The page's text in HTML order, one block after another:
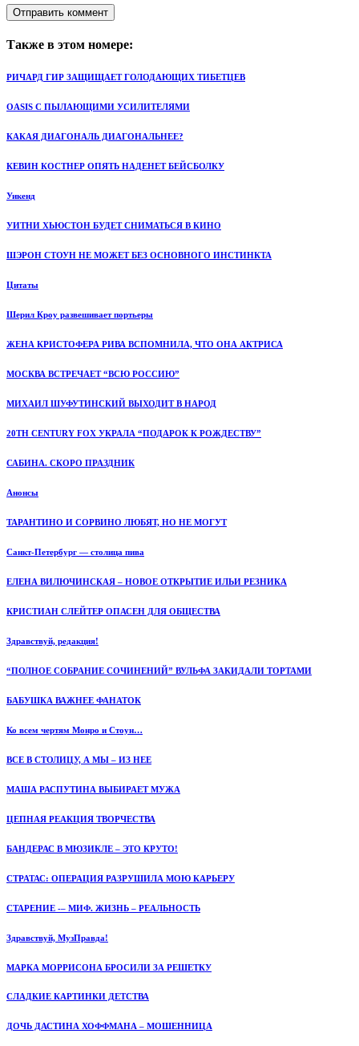
Также в этом номере:
РИЧАРД ГИР ЗАЩИЩАЕТ ГОЛОДАЮЩИХ ТИБЕТЦЕВ
OASIS С ПЫЛАЮЩИМИ УСИЛИТЕЛЯМИ
КАКАЯ ДИАГОНАЛЬ ДИАГОНАЛЬНЕЕ?
КЕВИН КОСТНЕР ОПЯТЬ НАДЕНЕТ БЕЙСБОЛКУ
Уикенд
УИТНИ ХЬЮСТОН БУДЕТ СНИМАТЬСЯ В КИНО
ШЭРОН СТОУН НЕ МОЖЕТ БЕЗ ОСНОВНОГО ИНСТИНКТА
Цитаты
Шерил Кроу развешивает портьеры
ЖЕНА КРИСТОФЕРА РИВА ВСПОМНИЛА, ЧТО ОНА АКТРИСА
МОСКВА ВСТРЕЧАЕТ “ВСЮ РОССИЮ”
МИХАИЛ ШУФУТИНСКИЙ ВЫХОДИТ В НАРОД
20TH CENTURY FOX УКРАЛА “ПОДАРОК К РОЖДЕСТВУ”
САБИНА. СКОРО ПРАЗДНИК
Анонсы
ТАРАНТИНО И СОРВИНО ЛЮБЯТ, НО НЕ МОГУТ
Санкт-Петербург — столица пива
ЕЛЕНА ВИЛЮЧИНСКАЯ – НОВОЕ ОТКРЫТИЕ ИЛЬИ РЕЗНИКА
КРИСТИАН СЛЕЙТЕР ОПАСЕН ДЛЯ ОБЩЕСТВА
Здравствуй, редакция!
“ПОЛНОЕ СОБРАНИЕ СОЧИНЕНИЙ” ВУЛЬФА ЗАКИДАЛИ ТОРТАМИ
БАБУШКА ВАЖНЕЕ ФАНАТОК
Ко всем чертям Монро и Стоун…
ВСЕ В СТОЛИЦУ, А МЫ – ИЗ НЕЕ
МАША РАСПУТИНА ВЫБИРАЕТ МУЖА
ЦЕПНАЯ РЕАКЦИЯ ТВОРЧЕСТВА
БАНДЕРАС В МЮЗИКЛЕ – ЭТО КРУТО!
СТРАТАС: ОПЕРАЦИЯ РАЗРУШИЛА МОЮ КАРЬЕРУ
СТАРЕНИЕ -– МИФ. ЖИЗНЬ – РЕАЛЬНОСТЬ
Здравствуй, МузПравда!
МАРКА МОРРИСОНА БРОСИЛИ ЗА РЕШЕТКУ
СЛАДКИЕ КАРТИНКИ ДЕТСТВА
ДОЧЬ ДАСТИНА ХОФФМАНА – МОШЕННИЦА